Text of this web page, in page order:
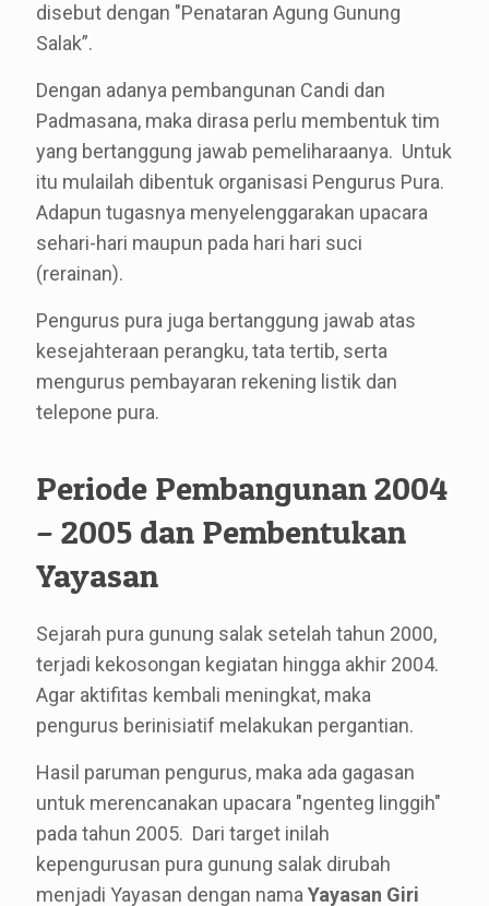
disebut dengan "Penataran Agung Gunung
Salak”.
Dengan adanya pembangunan Candi dan
Padmasana, maka dirasa perlu membentuk tim
yang bertanggung jawab pemeliharaanya. Untuk
itu mulailah dibentuk organisasi Pengurus Pura.
Adapun tugasnya menyelenggarakan upacara
sehari-hari maupun pada hari hari suci
(rerainan).
Pengurus pura juga bertanggung jawab atas
kesejahteraan perangku, tata tertib, serta
mengurus pembayaran rekening listik dan
telepone pura.
Periode Pembangunan 2004
– 2005 dan Pembentukan
Yayasan
Sejarah pura gunung salak setelah tahun 2000,
terjadi kekosongan kegiatan hingga akhir 2004.
Agar aktifitas kembali meningkat, maka
pengurus berinisiatif melakukan pergantian.
Hasil paruman pengurus, maka ada gagasan
untuk merencanakan upacara "ngenteg linggih"
pada tahun 2005. Dari target inilah
kepengurusan pura gunung salak dirubah
menjadi Yayasan dengan namaYayasan Giri